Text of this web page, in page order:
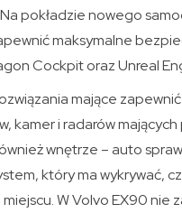
pokładzie nowego
maksymalne
Cockpit oraz Unreal
mające
kamer i radarów
wnętrze – auto
który ma wykrywać,
W Volvo EX90 nie